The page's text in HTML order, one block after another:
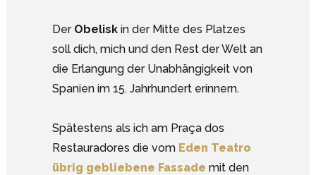
Der Obelisk in der Mitte des Platzes
soll dich, mich und den Rest der Welt an
die Erlangung der Unabhängigkeit von
Spanien im 15. Jahrhundert erinnern.
Spätestens als ich am Praça dos
Restauradores die vom Eden Teatro
übrig gebliebene Fassade mit den